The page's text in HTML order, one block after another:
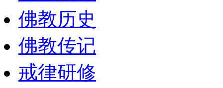
佛教历史
佛教传记
戒律研修